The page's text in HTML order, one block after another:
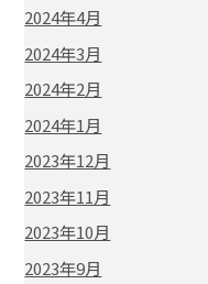
2024年4月
2024年3月
2024年2月
2024年1月
2023年12月
2023年11月
2023年10月
2023年9月